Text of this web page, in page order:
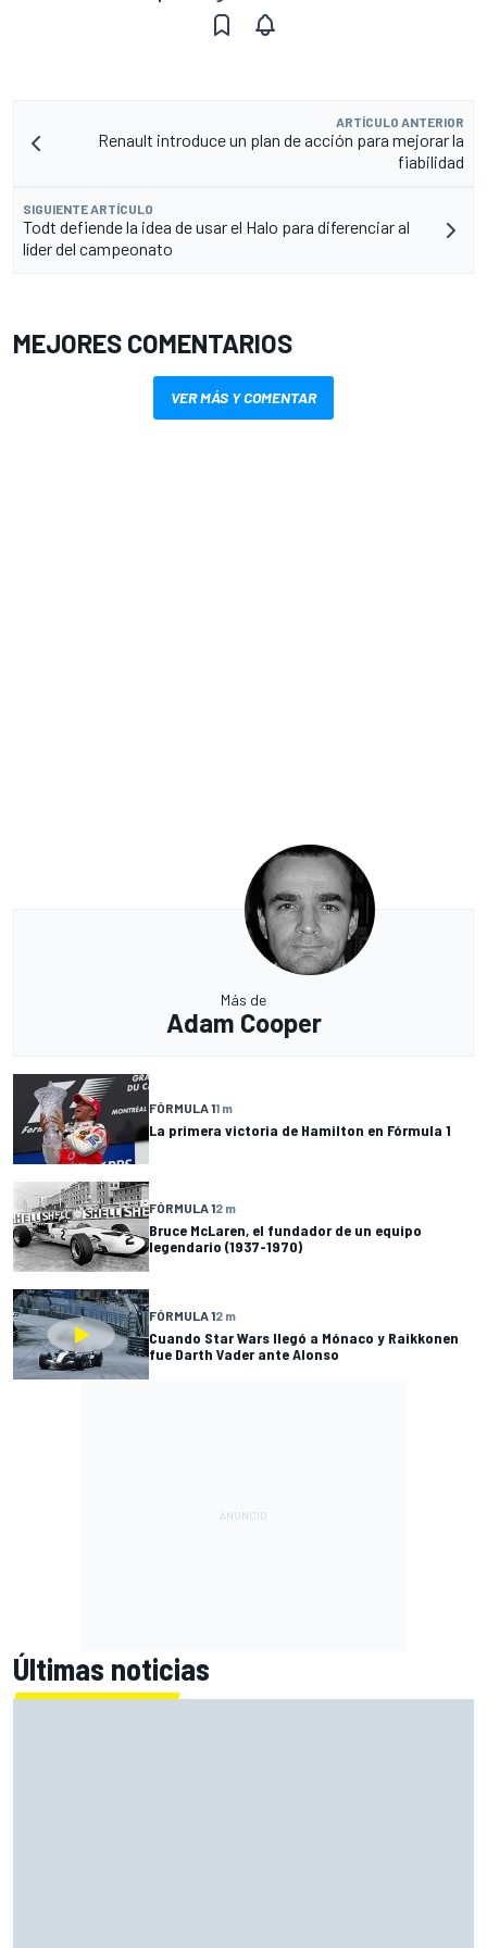
ARTÍCULO ANTERIOR
Renault introduce un plan de acción para mejorar la
fiabilidad
SIGUIENTE ARTÍCULO
Todt defiende la idea de usar el Halo para diferenciar al
líder del campeonato
MEJORES COMENTARIOS
VER MÁS Y COMENTAR
Más de
Adam Cooper
FÓRMULA 11 m
La primera victoria de Hamilton en Fórmula 1
FÓRMULA 12 m
Bruce McLaren, el fundador de un equipo
legendario (1937-1970)
FÓRMULA 12 m
Cuando Star Wars llegó a Mónaco y Raikkonen
fue Darth Vader ante Alonso
Últimas noticias